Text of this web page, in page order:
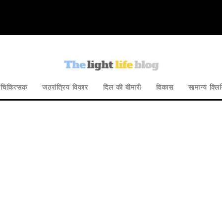
चिकित्सक जठरांत्रिय विकार दिल की बीमारी विकास सामान्य